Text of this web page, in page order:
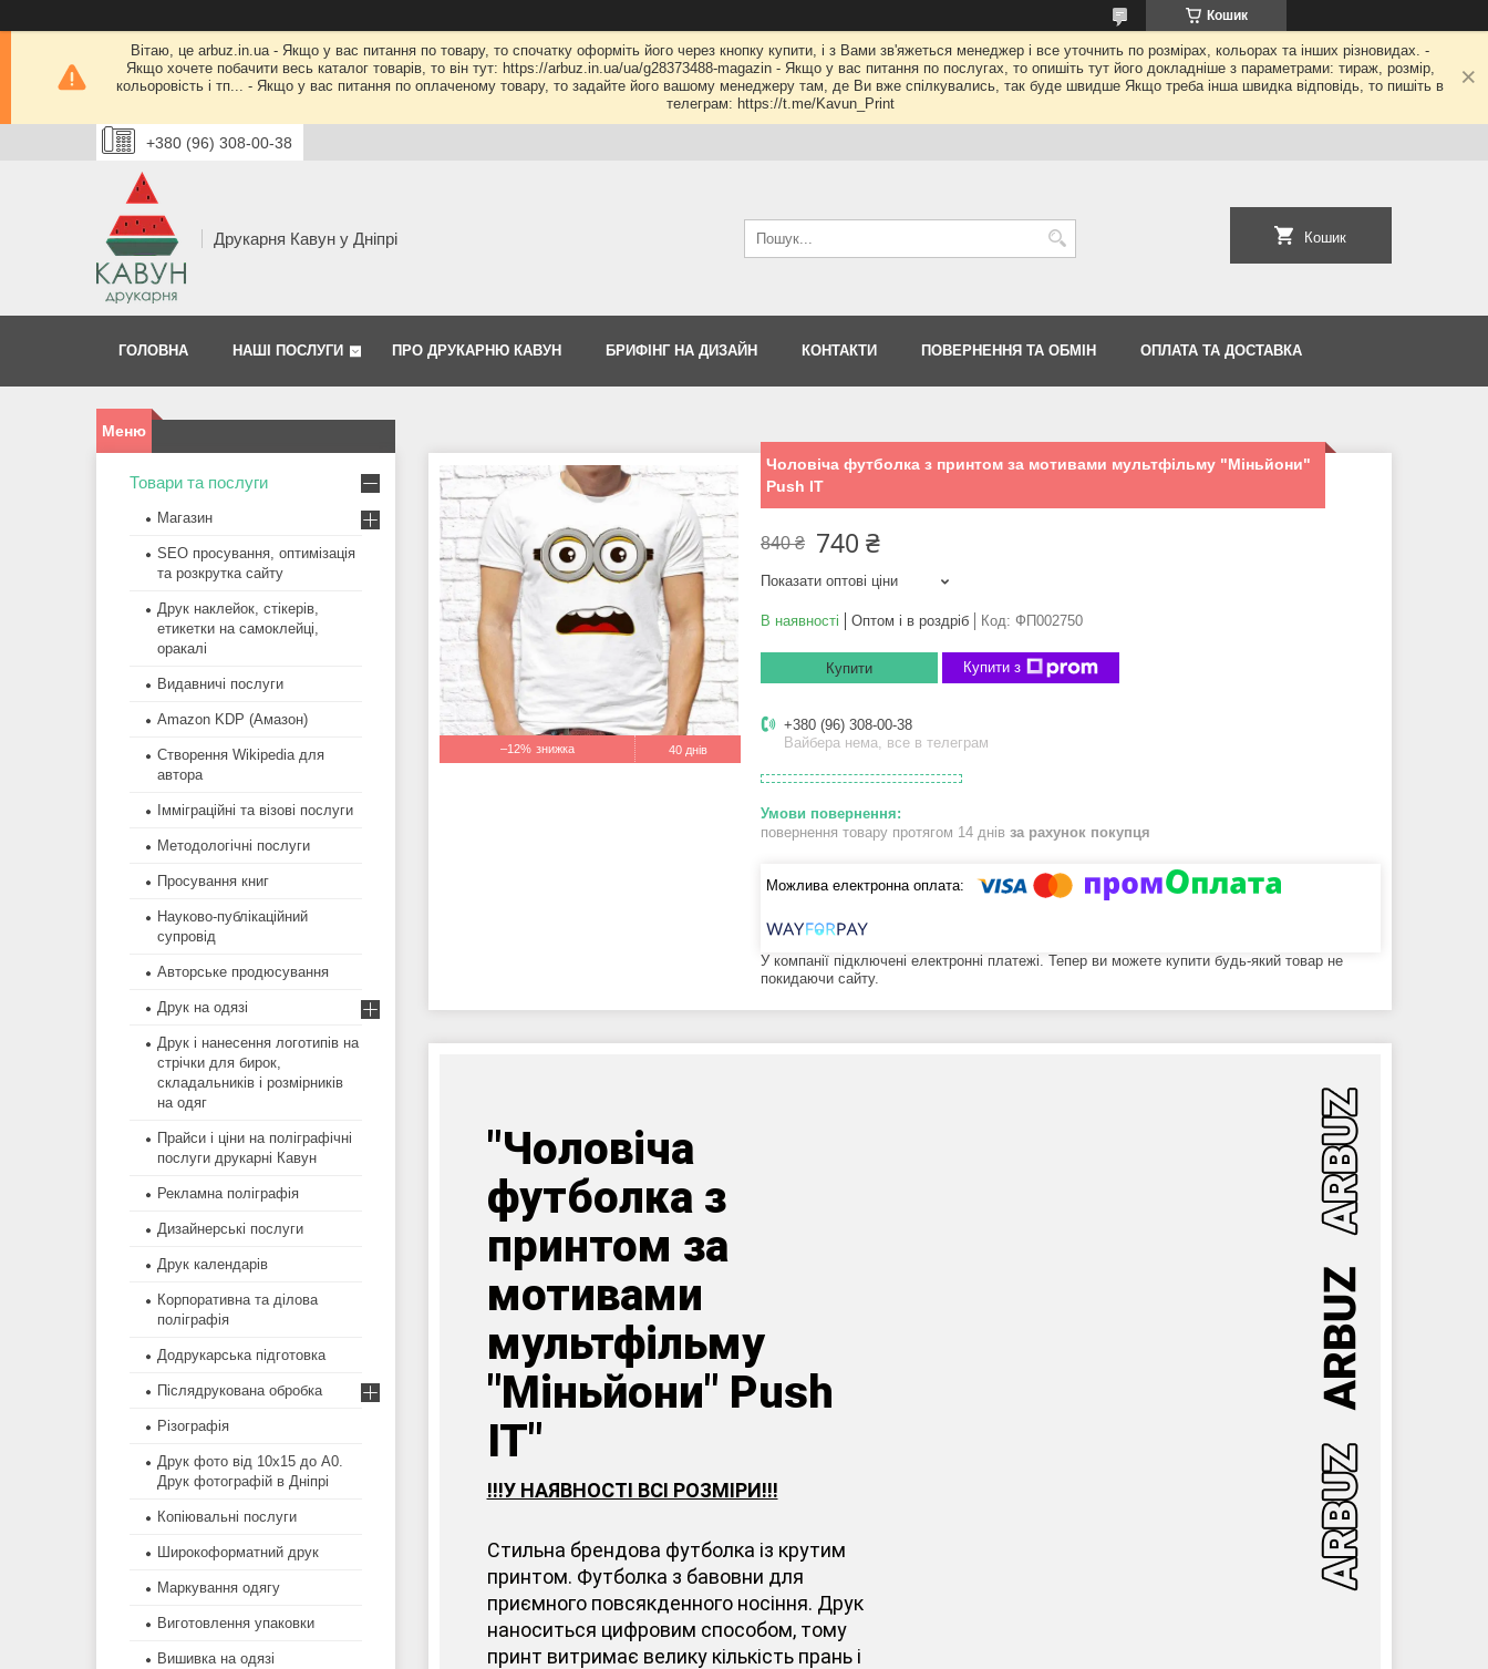
Кошик
Вітаю, це arbuz.in.ua - Якщо у вас питання по товару, то спочатку оформіть його через кнопку купити, і з Вами зв'яжеться менеджер і все уточнить по розмірах, кольорах та інших різновидах. -
Якщо хочете побачити весь каталог товарів, то він тут: https://arbuz.in.ua/ua/g28373488-magazin - Якщо у вас питання по послугах, то опишіть тут його докладніше з параметрами: тираж, розмір,
кольоровість і тп... - Якщо у вас питання по оплаченому товару, то задайте його вашому менеджеру там, де Ви вже спілкувались, так буде швидше Якщо треба інша швидка відповідь, то пишіть в
телеграм: https://t.me/Kavun_Print
+380 (96) 308-00-38
Друкарня Кавун у Дніпрі Кошик
ГОЛОВНА НАШІ ПОСЛУГИ ПРО ДРУКАРНЮ КАВУН БРИФІНГ НА ДИЗАЙН КОНТАКТИ ПОВЕРНЕННЯ ТА ОБМІН ОПЛАТА ТА ДОСТАВКА
–12% 40 днів
Чоловіча футболка з принтом за мотивами мультфільму "Міньйони"
Push IT
840 ₴ 740 ₴
Показати оптові ціни
В наявності Оптом і в роздріб Код: ФП002750
Купити Купити з
+380 (96) 308-00-38
Вайбера нема, все в телеграм
повернення товару протягом 14 днів за рахунок покупця
У компанії підключені електронні платежі. Тепер ви можете купити будь-який товар не
покидаючи сайту.
"Чоловіча
футболка з
принтом за
мотивами
мультфільму
"Міньйони" Push
IT"
!!!У НАЯВНОСТІ ВСІ РОЗМІРИ!!!
Стильна брендова футболка із крутим
принтом. Футболка з бавовни для
приємного повсякденного носіння. Друк
наноситься цифровим способом, тому
принт витримає велику кількість прань і
Товари та послуги
Магазин
SEO просування, оптимізація
та розкрутка сайту
Друк наклейок, стікерів,
етикетки на самоклейці,
оракалі
Видавничі послуги
Amazon KDP (Амазон)
Створення Wikipedia для
автора
Імміграційні та візові послуги
Методологічні послуги
Просування книг
Науково-публікаційний
супровід
Авторське продюсування
Друк на одязі
Друк і нанесення логотипів на
стрічки для бирок,
складальників і розмірників
на одяг
Прайси і ціни на поліграфічні
послуги друкарні Кавун
Рекламна поліграфія
Дизайнерські послуги
Друк календарів
Корпоративна та ділова
поліграфія
Додрукарська підготовка
Післядрукована обробка
Різографія
Друк фото від 10х15 до А0.
Друк фотографій в Дніпрі
Копіювальні послуги
Широкоформатний друк
Маркування одягу
Виготовлення упаковки
Вишивка на одязі